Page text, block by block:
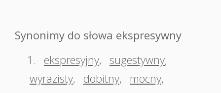
Synonimy do słowa ekspresywny
1.
ekspresyjny, sugestywny,
wyrazisty, dobitny, mocny,